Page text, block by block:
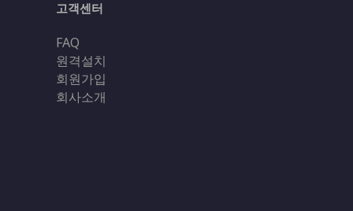
고객센터
FAQ
원격설치
회원가입
회사소개